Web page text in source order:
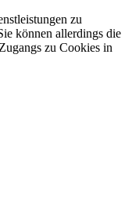
zu
können allerdings die
zu Cookies in